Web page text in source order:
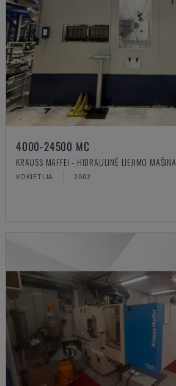
4000-24500 MC
KRAUSS MAFFEI - HIDRAULINĖ LIEJIMO MAŠINA
VOKIETIJA 2002